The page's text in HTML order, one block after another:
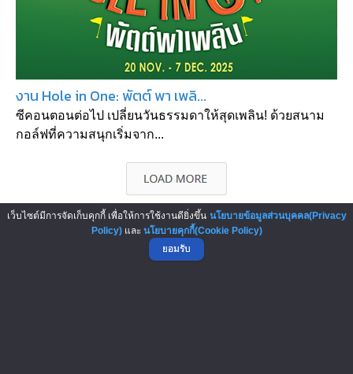
งาน Hole in One: พัตต์ พา เพลิ...
ซีคอนตอนต่อไป เปลี่ยนวันธรรมดาให้สุดเพลิน! ด้วยสนาม
กอล์ฟที่ความสนุกเริ่มจาก...
▲ GO TO TOP
เว็บไซต์มีการจัดเก็บคุกกี้ เพื่อให้การใช้งานดียิ่งขึ้น นโยบายข้อมูลส่วนบุคคล(Privacy
Policy)และ นโยบายคุกกี้(Cookie Policy)
ยอมรับ